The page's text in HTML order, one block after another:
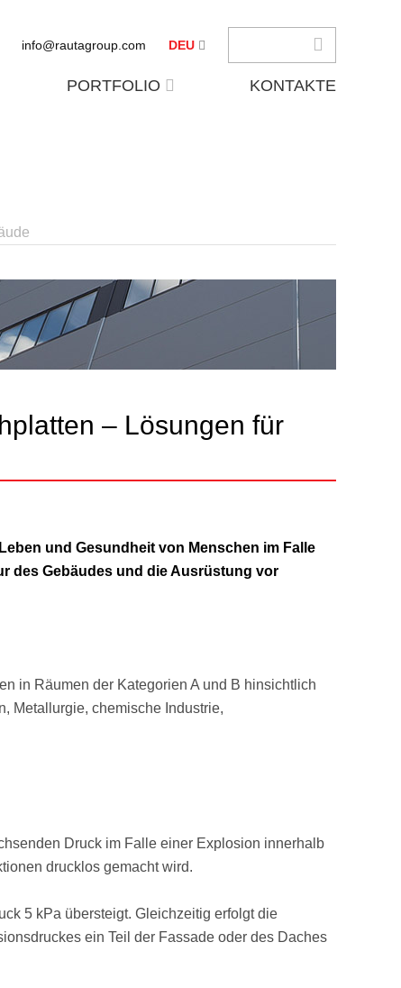
info@rautagroup.com DEU
PORTFOLIO KONTAKTE
– Lösungen für
und Gesundheit von Menschen im Falle
des Gebäudes und die Ausrüstung vor
in Räumen der Kategorien A und B hinsichtlich
Metallurgie, chemische Industrie,
Druck im Falle einer Explosion innerhalb
drucklos gemacht wird.
5 kPa übersteigt. Gleichzeitig erfolgt die
ein Teil der Fassade oder des Daches